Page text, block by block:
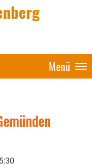
Menü